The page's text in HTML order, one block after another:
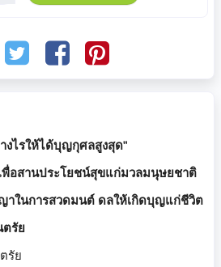
งไรให้ได้บุญกุศลสูงสุด"
อสานประโยชน์สุขแก่มวลมนุษยชาติ
าในการสวดมนต์ ดลให้เกิดบุญแก่ชีวิต
รัย
รัย